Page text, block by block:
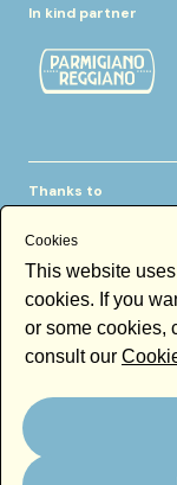
In kind partner
Thanks to
Newsletter
Email
Cookies
This website
cookies. If you
or some cookies,
consult our